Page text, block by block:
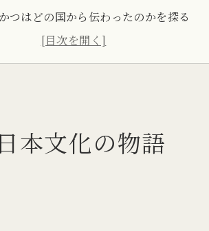
つはどの国から伝わったのかを探る
かつ誕生の歴史的背景と和食への影響
つの発祥国に見る食文化の違い
の違いから読み解くとんかつの歴史
つとカツレツの違いが生まれた理由
本文化の物語